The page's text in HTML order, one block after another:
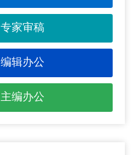
专家审稿
编辑办公
主编办公